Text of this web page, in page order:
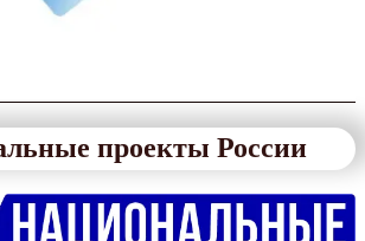
проекты России